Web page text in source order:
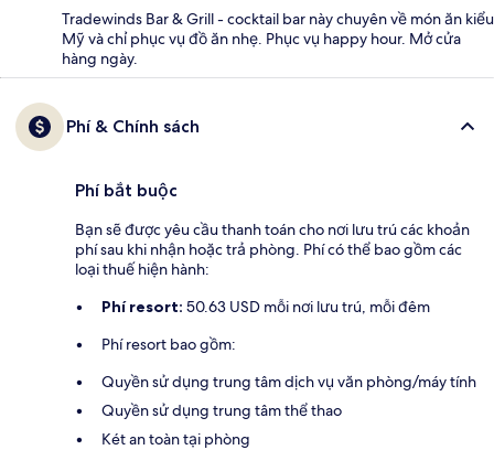
Tradewinds Bar & Grill - cocktail bar này chuyên về món ăn kiểu
Mỹ và chỉ phục vụ đồ ăn nhẹ. Phục vụ happy hour. Mở cửa
hàng ngày.
Phí & Chính sách
Phí bắt buộc
Bạn sẽ được yêu cầu thanh toán cho nơi lưu trú các khoản
phí sau khi nhận hoặc trả phòng. Phí có thể bao gồm các
loại thuế hiện hành:
Phí resort: 50.63 USD mỗi nơi lưu trú, mỗi đêm
Phí resort bao gồm:
Quyền sử dụng trung tâm dịch vụ văn phòng/máy tính
Quyền sử dụng trung tâm thể thao
Két an toàn tại phòng